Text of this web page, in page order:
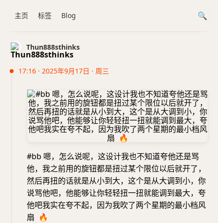
Thun888sthinks
17:16 · 2025年9月17日 · 周三
#bb 嗯，怎么说呢，这设计我也不知道夸他还是骂
他，我之前用的旋钮都是扭过某个限位以后就开了，
然后再扭的话就是从小到大，这个是从大调到小，你
说骂他吧，他能够让你轻轻扭一扭就能调到最大，夸
他吧我实在夸不起，因为我吹了两个星期的最小档风
扇 ‍ ‍ 🔥
主页 标签 Blog